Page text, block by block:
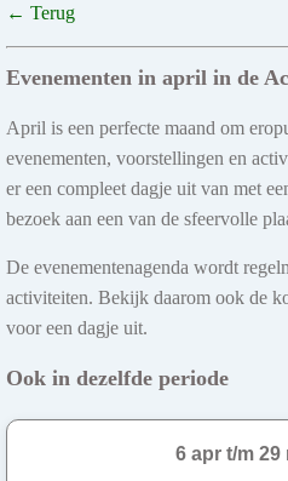
← Terug
Evenementen in april in de
April is een perfecte maand om
evenementen, voorstellingen en
er een compleet dagje uit van met
bezoek aan een van de sfeervolle
De evenementenagenda wordt
activiteiten. Bekijk daarom ook de
voor een dagje uit.
Ook in dezelfde periode
6 apr t/m 29